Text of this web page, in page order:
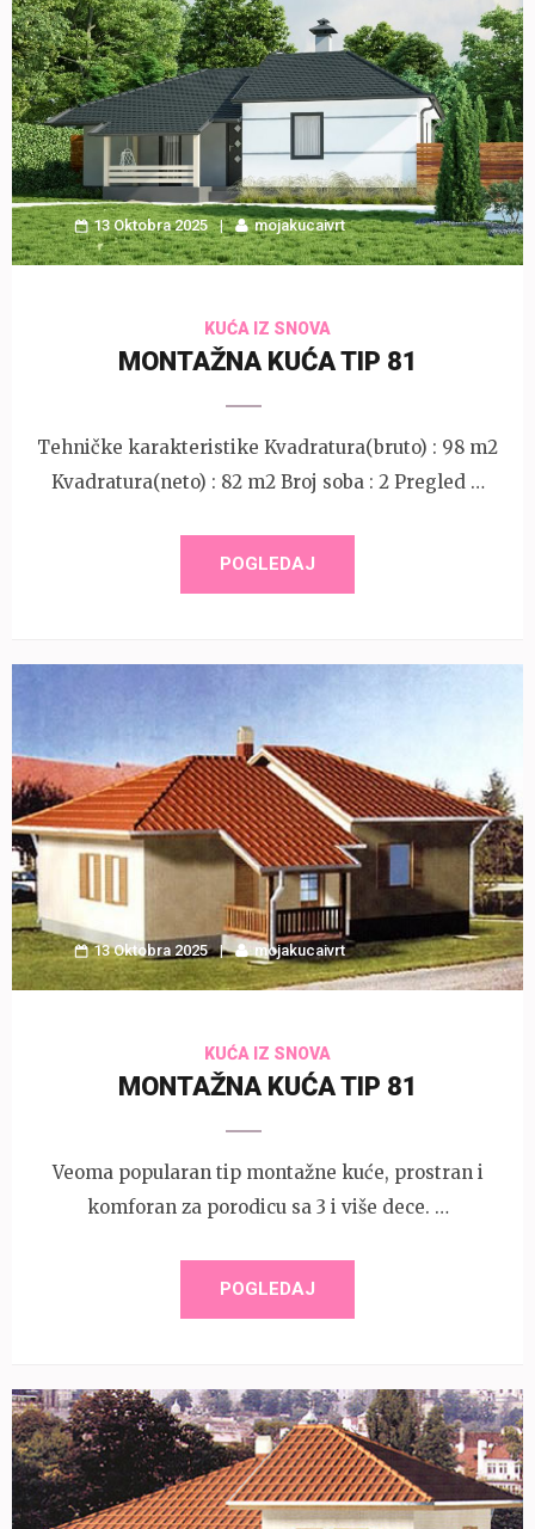
13 Oktobra 2025 mojakucaivrt
KUĆA IZ SNOVA
MONTAŽNA KUĆA TIP 81
Tehničke karakteristike Kvadratura(bruto) : 98 m2
Kvadratura(neto) : 82 m2 Broj soba : 2 Pregled …
POGLEDAJ
13 Oktobra 2025 mojakucaivrt
KUĆA IZ SNOVA
MONTAŽNA KUĆA TIP 81
Veoma popularan tip montažne kuće, prostran i
komforan za porodicu sa 3 i više dece. …
POGLEDAJ